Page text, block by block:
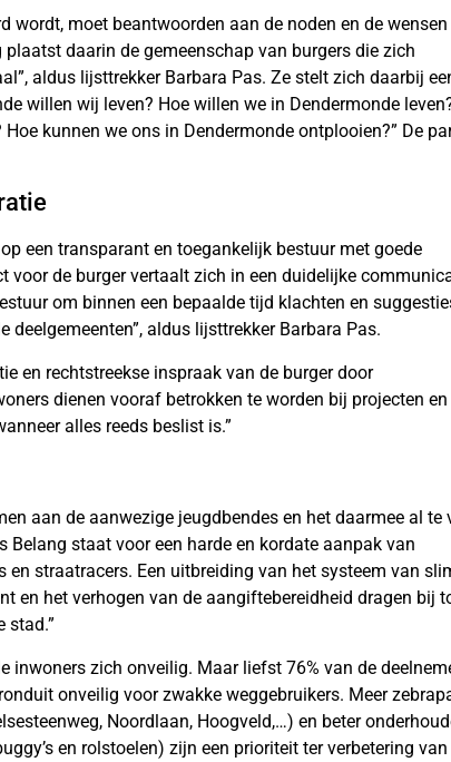
wordt, moet beantwoorden aan de noden en de
daarin de gemeenschap van burgers die zich
aldus lijsttrekker Barbara Pas. Ze stelt zich daarbij
willen wij leven? Hoe willen we in Dendermonde
kunnen we ons in Dendermonde ontplooien?” De
een transparant en toegankelijk bestuur met goede
voor de burger vertaalt zich in een duidelijke
om binnen een bepaalde tijd klachten en
deelgemeenten”, aldus lijsttrekker Barbara Pas.
en rechtstreekse inspraak van de burger door
dienen vooraf betrokken te worden bij projecten
alles reeds beslist is.”
aan de aanwezige jeugdbendes en het daarmee al te
Belang staat voor een harde en kordate aanpak van
en straatracers. Een uitbreiding van het systeem van
en het verhogen van de aangiftebereidheid dragen bij
stad.”
inwoners zich onveilig. Maar liefst 76% van de
onveilig voor zwakke weggebruikers. Meer
Noordlaan, Hoogveld,…) en beter
en rolstoelen) zijn een prioriteit ter verbetering van